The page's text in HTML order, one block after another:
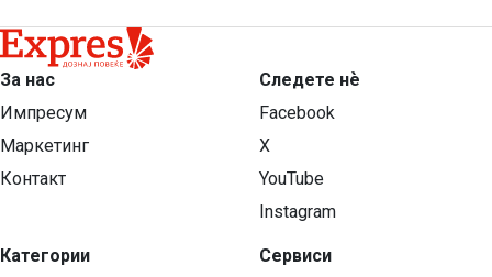
За нас
Импресум
Маркетинг
Контакт
Категории
Следете нѐ
Facebook
X
YouTube
Instagram
Сервиси